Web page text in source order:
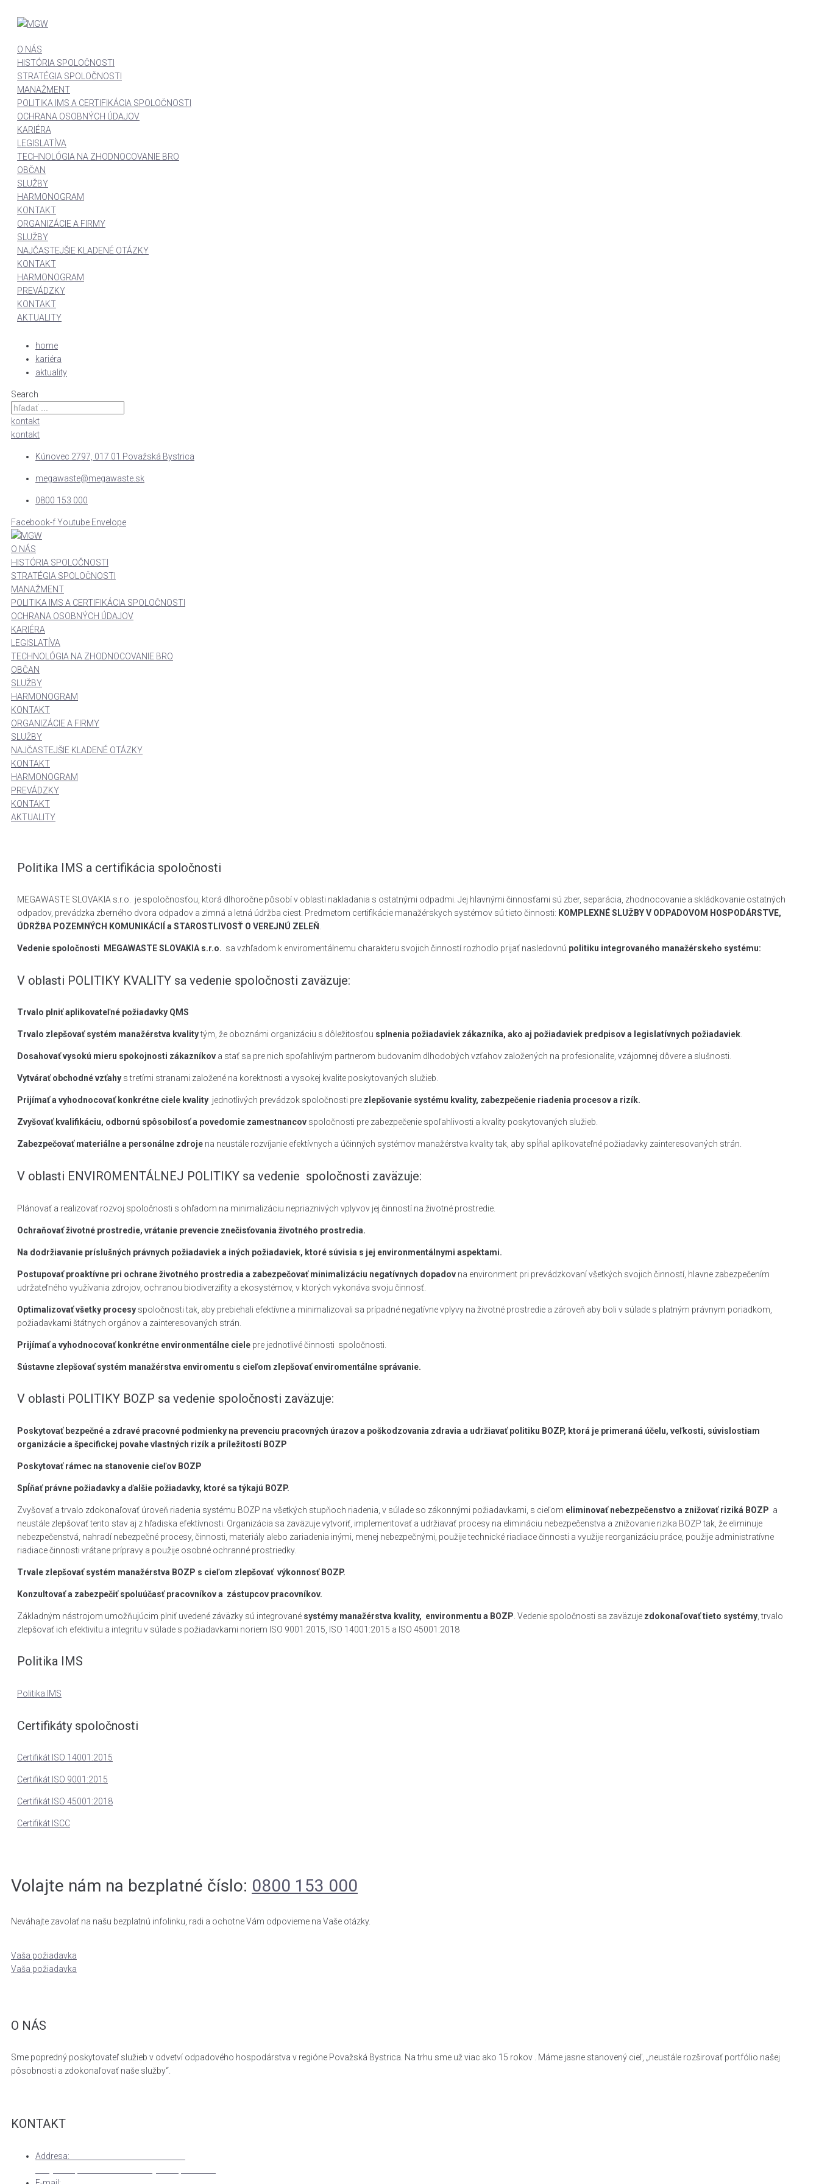
O NÁS
HISTÓRIA SPOLOČNOSTI
STRATÉGIA SPOLOČNOSTI
MANAŽMENT
POLITIKA IMS A CERTIFIKÁCIA SPOLOČNOSTI
OCHRANA OSOBNÝCH ÚDAJOV
KARIÉRA
LEGISLATÍVA
TECHNOLÓGIA NA ZHODNOCOVANIE BRO
OBČAN
SLUŽBY
HARMONOGRAM
KONTAKT
ORGANIZÁCIE A FIRMY
SLUŽBY
NAJČASTEJŠIE KLADENÉ OTÁZKY
KONTAKT
HARMONOGRAM
PREVÁDZKY
KONTAKT
AKTUALITY
home
kariéra
aktuality
Search
kontakt
kontakt
Kúnovec 2797, 017 01 Považská Bystrica
megawaste@megawaste.sk
0800 153 000
Facebook-fYoutube Envelope
O NÁS
HISTÓRIA SPOLOČNOSTI
STRATÉGIA SPOLOČNOSTI
MANAŽMENT
POLITIKA IMS A CERTIFIKÁCIA SPOLOČNOSTI
OCHRANA OSOBNÝCH ÚDAJOV
KARIÉRA
LEGISLATÍVA
TECHNOLÓGIA NA ZHODNOCOVANIE BRO
OBČAN
SLUŽBY
HARMONOGRAM
KONTAKT
ORGANIZÁCIE A FIRMY
SLUŽBY
NAJČASTEJŠIE KLADENÉ OTÁZKY
KONTAKT
HARMONOGRAM
PREVÁDZKY
KONTAKT
AKTUALITY
Politika IMS a certifikácia spoločnosti
MEGAWASTE SLOVAKIA s.r.o. je spoločnosťou, ktorá dlhoročne pôsobí v oblasti nakladania s ostatnými odpadmi. Jej hlavnými činnosťami sú zber, separácia, zhodnocovanie a skládkovanie ostatných
odpadov, prevádzka zberného dvora odpadov a zimná a letná údržba ciest. Predmetom certifikácie manažérskych systémov sú tieto činnosti: KOMPLEXNÉ SLUŽBY V ODPADOVOM HOSPODÁRSTVE,
ÚDRŽBA POZEMNÝCH KOMUNIKÁCIÍ a STAROSTLIVOSŤ O VEREJNÚ ZELEŇ
Vedenie spoločnosti MEGAWASTE SLOVAKIA s.r.o. sa vzhľadom k enviromentálnemu charakteru svojich činností rozhodlo prijať nasledovnú politiku integrovaného manažérskeho systému:
V oblasti POLITIKY KVALITY sa vedenie spoločnosti zaväzuje:
Trvalo plniť aplikovateľné požiadavky QMS
Trvalo zlepšovať systém manažérstva kvalitytým, že oboznámi organizáciu s dôležitosťou splnenia požiadaviek zákazníka, ako aj požiadaviek predpisov a legislatívnych požiadaviek.
Dosahovať vysokú mieru spokojnosti zákazníkov a stať sa pre nich spoľahlivým partnerom budovaním dlhodobých vzťahov založených na profesionalite, vzájomnej dôvere a slušnosti.
Vytvárať obchodné vzťahy s tretími stranami založené na korektnosti a vysokej kvalite poskytovaných služieb.
Prijímať a vyhodnocovať konkrétne ciele kvality jednotlivých prevádzok spoločnosti pre zlepšovanie systému kvality, zabezpečenie riadenia procesov a rizík.
Zvyšovať kvalifikáciu, odbornú spôsobilosť a povedomie zamestnancov spoločnosti pre zabezpečenie spoľahlivosti a kvality poskytovaných služieb.
Zabezpečovať materiálne a personálne zdroje na neustále rozvíjanie efektívnych a účinných systémov manažérstva kvality tak, aby spĺňal aplikovateľné požiadavky zainteresovaných strán.
V oblasti ENVIROMENTÁLNEJ POLITIKY sa vedenie spoločnosti zaväzuje:
Plánovať a realizovať rozvoj spoločnosti s ohľadom na minimalizáciu nepriaznivých vplyvov jej činností na životné prostredie.
Ochraňovať životné prostredie, vrátanie prevencie znečisťovania životného prostredia.
Na dodržiavanie príslušných právnych požiadaviek a iných požiadaviek, ktoré súvisia s jej environmentálnymi aspektami.
Postupovať proaktívne pri ochrane životného prostredia a zabezpečovať minimalizáciu negatívnych dopadov na environment pri prevádzkovaní všetkých svojich činností, hlavne zabezpečením
udržateľného využívania zdrojov, ochranou biodiverzifity a ekosystémov, v ktorých vykonáva svoju činnosť.
Optimalizovať všetky procesy spoločnosti tak, aby prebiehali efektívne a minimalizovali sa prípadné negatívne vplyvy na životné prostredie a zároveň aby boli v súlade s platným právnym poriadkom,
požiadavkami štátnych orgánov a zainteresovaných strán.
Prijímať a vyhodnocovať konkrétne environmentálne ciele pre jednotlivé činnosti spoločnosti.
Sústavne zlepšovať systém manažérstva enviromentu s cieľom zlepšovať enviromentálne správanie.
V oblasti POLITIKY BOZP sa vedenie spoločnosti zaväzuje:
Poskytovať bezpečné a zdravé pracovné podmienky na prevenciu pracovných úrazov a poškodzovania zdravia a udržiavať politiku BOZP, ktorá je primeraná účelu, veľkosti, súvislostiam
organizácie a špecifickej povahe vlastných rizík a príležitostí BOZP
Poskytovať rámec na stanovenie cieľov BOZP
Spĺňať právne požiadavky a ďalšie požiadavky, ktoré sa týkajú BOZP.
Zvyšovať a trvalo zdokonaľovať úroveň riadenia systému BOZP na všetkých stupňoch riadenia, v súlade so zákonnými požiadavkami, s cieľom eliminovať nebezpečenstvo a znižovať riziká BOZP a
neustále zlepšovať tento stav aj z hľadiska efektívnosti. Organizácia sa zaväzuje vytvoriť, implementovať a udržiavať procesy na elimináciu nebezpečenstva a znižovanie rizika BOZP tak, že eliminuje
nebezpečenstvá, nahradí nebezpečné procesy, činnosti, materiály alebo zariadenia inými, menej nebezpečnými, použije technické riadiace činnosti a využije reorganizáciu práce, použije administratívne
riadiace činnosti vrátane prípravy a použije osobné ochranné prostriedky.
Trvale zlepšovať systém manažérstva BOZP s cieľom zlepšovať výkonnosť BOZP.
Konzultovať a zabezpečiť spoluúčasť pracovníkov a zástupcov pracovníkov.
Základným nástrojom umožňujúcim plniť uvedené záväzky sú integrované systémy manažérstva kvality, environmentu a BOZP . Vedenie spoločnosti sa zaväzuje zdokonaľovať tieto systémy , trvalo
zlepšovať ich efektivitu a integritu v súlade s požiadavkami noriem ISO 9001:2015, ISO 14001:2015 a ISO 45001:2018
Politika IMS
Politika IMS
Certifikáty spoločnosti
Certifikát ISO 14001:2015
Certifikát ISO 9001:2015
Certifikát ISO 45001:2018
Certifikát ISCC
Volajte nám na bezplatné číslo: 0800 153 000
Neváhajte zavolať na našu bezplatnú infolinku, radi a ochotne Vám odpovieme na Vaše otázky.
Vaša požiadavka
Vaša požiadavka
O NÁS
Sme popredný poskytovateľ služieb v odvetví odpadového hospodárstva v regióne Považská Bystrica. Na trhu sme už viac ako 15 rokov . Máme jasne stanovený cieľ, „neustále rozširovať portfólio našej
pôsobnosti a zdokonaľovať naše služby“.
KONTAKT
Addresa: